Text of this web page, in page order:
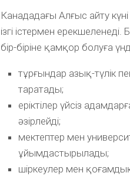
Канададағы Алғыс айту
ізгі істермен
бір-біріне қамқор болуға
тұрғындар азық-түлік
таратады;
еріктілер үйсіз
әзірлейді;
мектептер мен
ұйымдастырылады;
шіркеулер мен